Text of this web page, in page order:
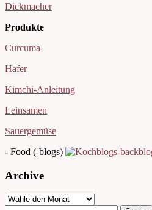
Dickmacher
Produkte
Curcuma
Hafer
Kimchi-Anleitung
Leinsamen
Sauergemüse
- Food (-blogs)
Archive